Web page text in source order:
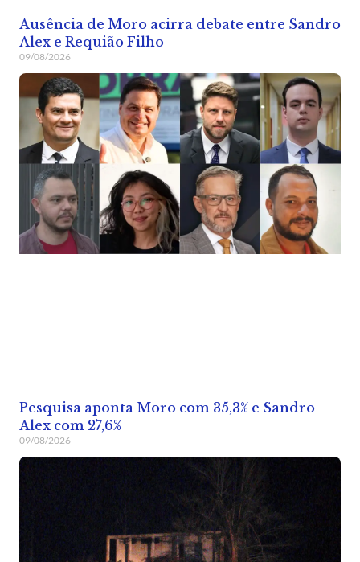
Ausência de Moro acirra debate entre Sandro
Alex e Requião Filho
09/08/2026
Pesquisa aponta Moro com 35,3% e Sandro
Alex com 27,6%
09/08/2026